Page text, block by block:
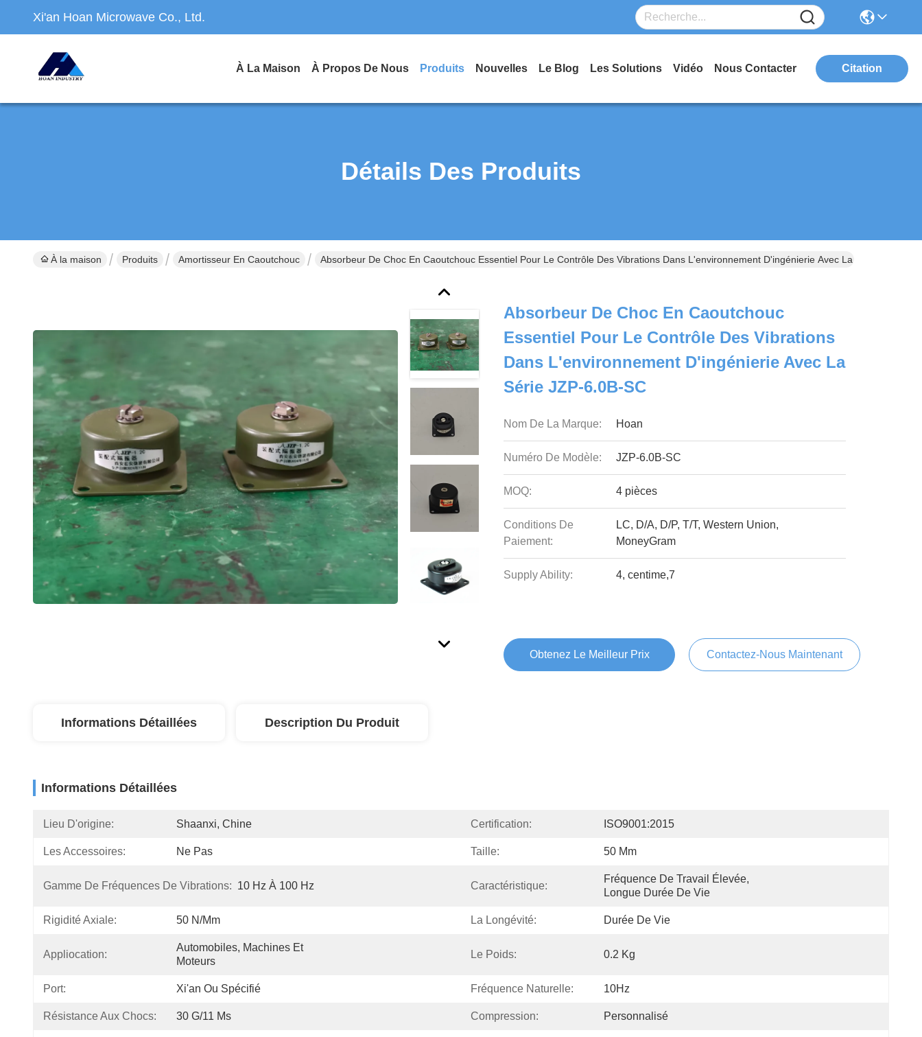
Xi'an Hoan Microwave Co., Ltd.
À La Maison À Propos De Nous Produits Nouvelles Le Blog Les Solutions Vidéo Nous Contacter Citation
Détails Des Produits
À la maison Produits Amortisseur En Caoutchouc Absorbeur De Choc En Caoutchouc Essentiel Pour Le Contrôle Des Vibrations Dans L'environnement D'ingénierie Avec La Série JZP-
Absorbeur De Choc En Caoutchouc
Essentiel Pour Le Contrôle Des Vibrations
Dans L'environnement D'ingénierie Avec La
Série JZP-6.0B-SC
Nom De La Marque: Hoan
Numéro De Modèle: JZP-6.0B-SC
MOQ: 4 pièces
Conditions De
Paiement:
LC, D/A, D/P, T/T, Western Union,
MoneyGram
Supply Ability: 4, centime,7
Obtenez Le Meilleur Prix Contactez-Nous Maintenant
Informations Détaillées Description Du Produit
Informations Détaillées
Lieu D'origine: Shaanxi, Chine Certification: ISO9001:2015
Les Accessoires: Ne Pas Taille: 50 Mm
Gamme De Fréquences De Vibrations: 10 Hz À 100 Hz Caractéristique:
Fréquence De Travail Élevée,
Longue Durée De Vie
Rigidité Axiale: 50 N/mm La Longévité: Durée De Vie
Appliocation:
Automobiles, Machines Et
Moteurs
Le Poids: 0.2 Kg
Port: Xi'an Ou Spécifié Fréquence Naturelle: 10Hz
Résistance Aux Chocs: 30 G/11 Ms Compression: Personnalisé